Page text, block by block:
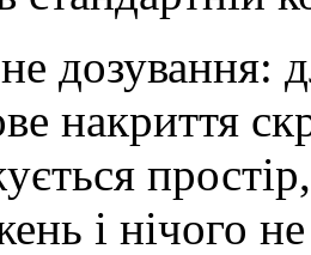
дозування:
накриття
і нічого